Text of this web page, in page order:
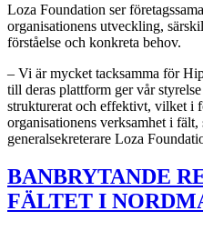
Loza Foundation ser
organisationens utveckling,
förståelse och konkreta behov.
– Vi är mycket tacksamma för
till deras plattform ger vår
strukturerat och effektivt, vilket i
organisationens verksamhet i fält,
generalsekreterare Loza
BANBRYTANDE
FÄLTET I